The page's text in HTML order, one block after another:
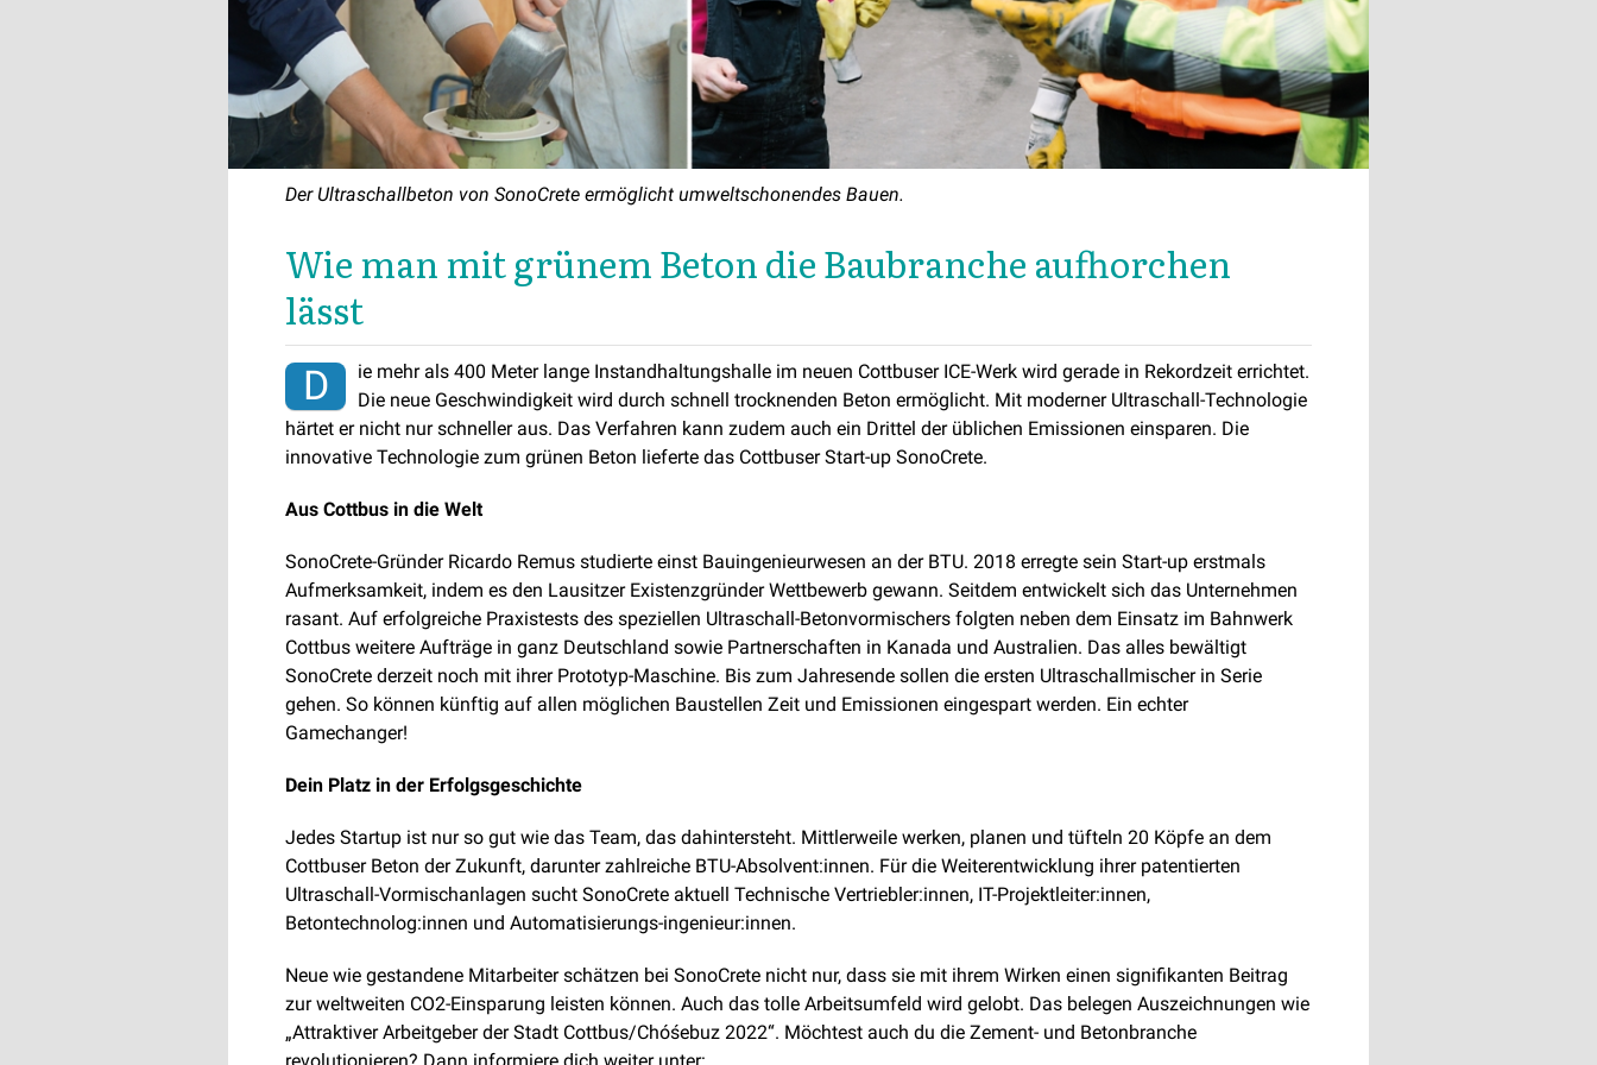
Der Ultraschallbeton von SonoCrete ermöglicht umweltschonendes Bauen.
Wie man mit grünem Beton die Baubranche aufhorchen
lässt
D
ie mehr als 400 Meter lange Instandhaltungshalle im neuen Cottbuser ICE-Werk wird gerade in Rekordzeit errichtet.
Die neue Geschwindigkeit wird durch schnell trocknenden Beton ermöglicht. Mit moderner Ultraschall-Technologie
härtet er nicht nur schneller aus. Das Verfahren kann zudem auch ein Drittel der üblichen Emissionen einsparen. Die
innovative Technologie zum grünen Beton lieferte das Cottbuser Start-up SonoCrete.
Aus Cottbus in die Welt
SonoCrete-Gründer Ricardo Remus studierte einst Bauingenieurwesen an der BTU. 2018 erregte sein Start-up erstmals
Aufmerksamkeit, indem es den Lausitzer Existenzgründer Wettbewerb gewann. Seitdem entwickelt sich das Unternehmen
rasant. Auf erfolgreiche Praxistests des speziellen Ultraschall-Betonvormischers folgten neben dem Einsatz im Bahnwerk
Cottbus weitere Aufträge in ganz Deutschland sowie Partnerschaften in Kanada und Australien. Das alles bewältigt
SonoCrete derzeit noch mit ihrer Prototyp-Maschine. Bis zum Jahresende sollen die ersten Ultraschallmischer in Serie
gehen. So können künftig auf allen möglichen Baustellen Zeit und Emissionen eingespart werden. Ein echter
Gamechanger!
Dein Platz in der Erfolgsgeschichte
Jedes Startup ist nur so gut wie das Team, das dahintersteht. Mittlerweile werken, planen und tüfteln 20 Köpfe an dem
Cottbuser Beton der Zukunft, darunter zahlreiche BTU-Absolvent:innen. Für die Weiterentwicklung ihrer patentierten
Ultraschall-Vormischanlagen sucht SonoCrete aktuell Technische Vertriebler:innen, IT-Projektleiter:innen,
Betontechnolog:innen und Automatisierungs-ingenieur:innen.
Neue wie gestandene Mitarbeiter schätzen bei SonoCrete nicht nur, dass sie mit ihrem Wirken einen signifikanten Beitrag
zur weltweiten CO2-Einsparung leisten können. Auch das tolle Arbeitsumfeld wird gelobt. Das belegen Auszeichnungen wie
„Attraktiver Arbeitgeber der Stadt Cottbus/Chóśebuz 2022“. Möchtest auch du die Zement- und Betonbranche